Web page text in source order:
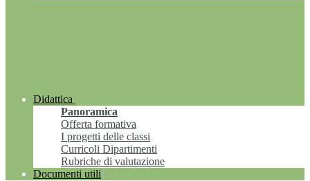
Didattica
Panoramica
Offerta formativa
I progetti delle classi
Curricoli Dipartimenti
Rubriche di valutazione
Documenti utili